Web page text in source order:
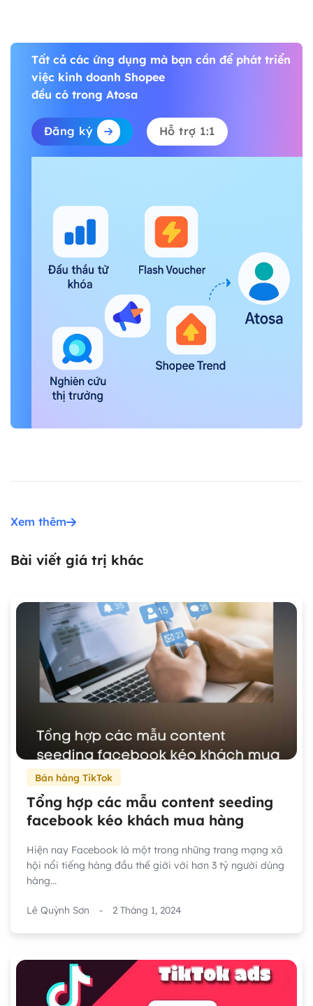
Tất cả các ứng dụng mà bạn cần để phát triển
việc kinh doanh Shopee
đều có trong Atosa
Đăng ký Hỗ trợ 1:1
Bài viết giá trị khác
Xem thêm
Bán hàng TikTok
Tổng hợp các mẫu content seeding
facebook kéo khách mua hàng
Hiện nay Facebook là một trong những trang mạng xã
hội nổi tiếng hàng đầu thế giới với hơn 3 tỷ người dùng
hàng...
Lê Quỳnh Sơn - 2 Tháng 1, 2024